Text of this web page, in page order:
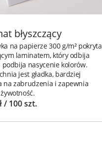
błyszczący
na papierze 300 g/m² pokryta
laminatem, który odbija
podbija nasycenie kolorów.
jest gładka, bardziej
na zabrudzenia i zapewnia
/ 100 szt.